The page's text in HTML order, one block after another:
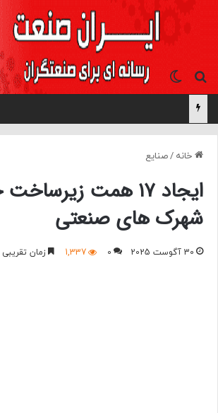
جستجو برایتغییر پوسته
خانه /صنایع
ایجاد ۱۷ همت
شهرک های صنعتی
30 آگوست 2025 0
1,337 زمان تقریبی